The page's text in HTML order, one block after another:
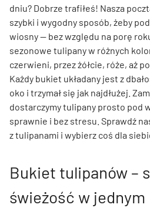
dniu? Dobrze trafiłeś! Nasza
szybki i wygodny sposób, żeby
wiosny — bez względu na porę
sezonowe tulipany w różnych
czerwieni, przez żółcie, róże, aż
Każdy bukiet układany jest z
oko i trzymał się jak najdłużej.
dostarczymy tulipany prosto pod
sprawnie i bez stresu. Sprawdź
z tulipanami i wybierz coś dla
Bukiet tulipanów –
świeżość w jednym